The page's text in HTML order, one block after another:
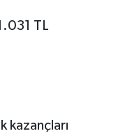
TL
kazançları